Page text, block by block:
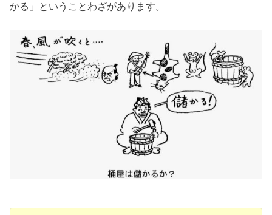
かる」ということわざがあります。